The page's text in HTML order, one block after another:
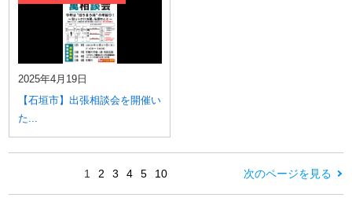
2025年4月19日
【石垣市】出張相談会を開催い
た...
1 2 3 4 5 10 次のページを見る